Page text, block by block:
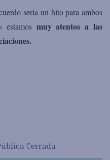
sería un hito para ambos
estamos muy atentos a las
Cerrada